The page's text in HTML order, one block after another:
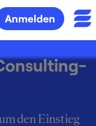
Anmelden
den Einstieg